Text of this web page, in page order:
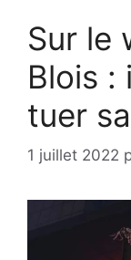
Sur le
Blois :
tuer
1 juillet 2022